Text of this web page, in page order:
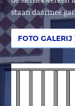
staan daarmee
FOTO GALERIJ